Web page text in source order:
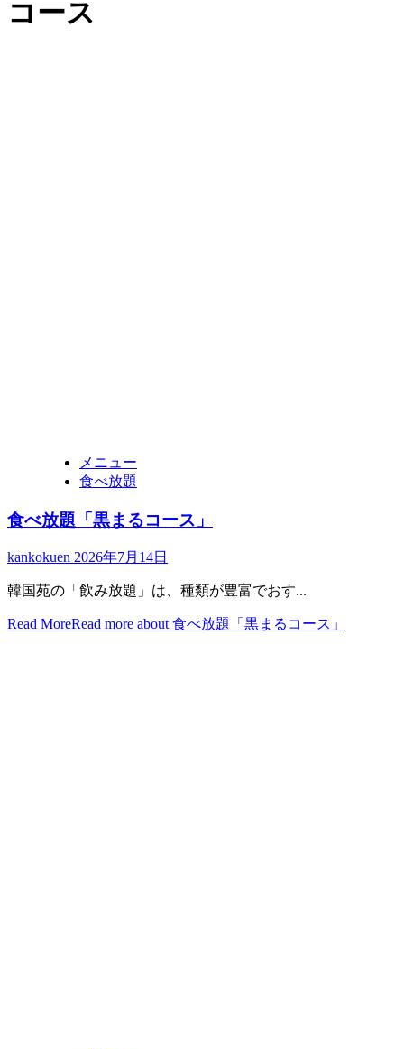
コース
メニュー
食べ放題
食べ放題「黒まるコース」
kankokuen 2026年7月14日
韓国苑の「飲み放題」は、種類が豊富でおす...
Read MoreRead more about 食べ放題「黒まるコース」